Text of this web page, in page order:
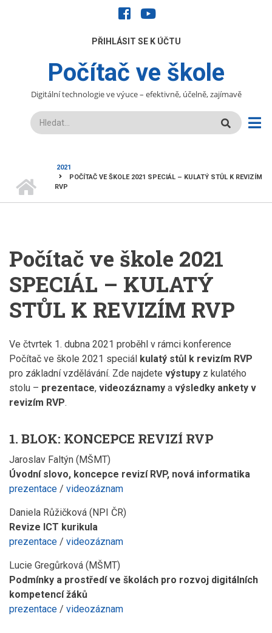
facebookyoutube
UŽIVATELÉPŘIHLÁSIT SE K ÚČTU
Počítač ve škole
Digitální technologie ve výuce – efektivně, účelně, zajímavě
Hledat
DROBEČKOVÁ
NAVIGACE
2021
POČÍTAČ VE ŠKOLE 2021 SPECIÁL – KULATÝ STŮL K REVIZÍM
RVP
Počítač ve škole 2021
SPECIÁL – KULATÝ
STŮL K REVIZÍM RVP
Ve čtvrtek 1. dubna 2021 proběhl v rámci konference
Počítač ve škole 2021 speciál kulatý stůl k revizím RVP
pro základní vzdělávání. Zde najdete výstupy z kulatého
stolu – prezentace, videozáznamy a výsledky ankety v
revizím RVP.
1. BLOK: KONCEPCE REVIZÍ RVP
Jaroslav Faltýn (MŠMT)
Úvodní slovo, koncepce revizí RVP, nová informatika
prezentace / videozáznam
Daniela Růžičková (NPI ČR)
Revize ICT kurikula
prezentace / videozáznam
Lucie Gregůrková (MŠMT)
Podmínky a prostředí ve školách pro rozvoj digitálních
kompetencí žáků
prezentace / videozáznam